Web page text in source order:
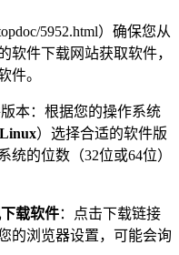
5952.html）确保您从
软件下载网站获取软件，
件。
本：根据您的操作系统
）选择合适的软件版
统的位数（32位或64位）
载软件：点击下载链接
的浏览器设置，可能会询